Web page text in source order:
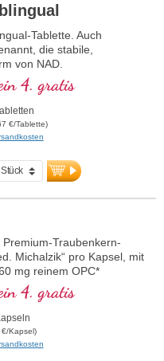
Erfahrung garantieren
Von Ärzten entwickelt.
zu
forte PRO
Tablette. Auch
die stabile,
von NAD.
keine Nano-Partikel!
besseren Aufnahme über
4. gratis
€/Tablette)
Premium-Traubenkern-
Michalzik“ pro Kapsel, mit
mg reinem OPC*
4. gratis
Kapsel)